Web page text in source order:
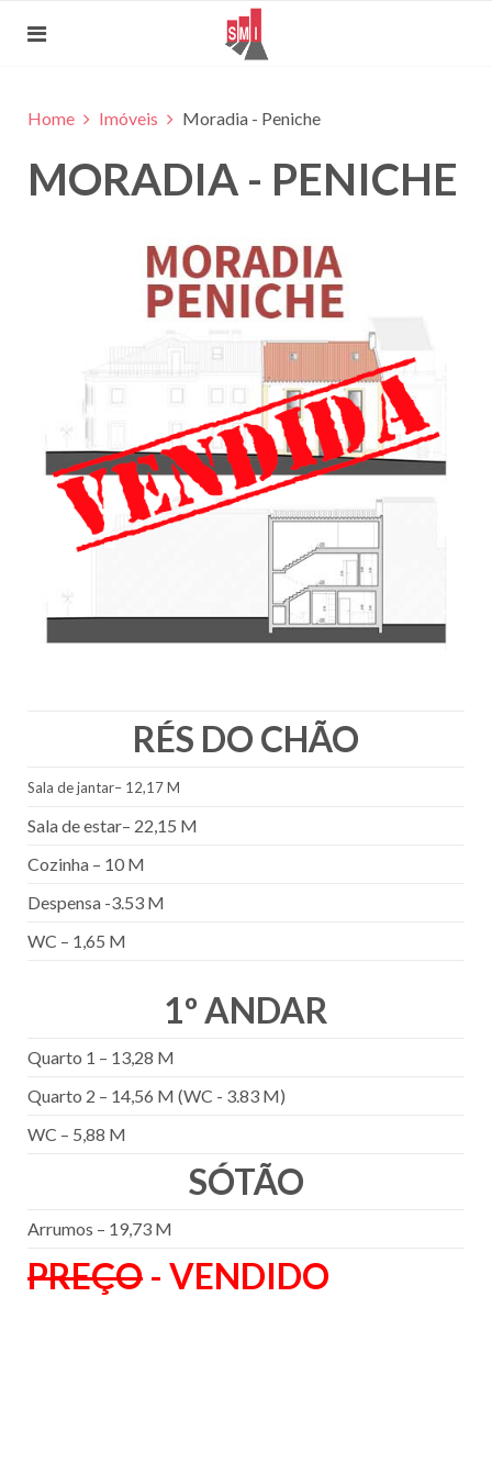
Home Imóveis Moradia - Peniche
MORADIA - PENICHE
RÉS DO CHÃO
Sala de jantar– 12,17 M
Sala de estar– 22,15 M
Cozinha – 10 M
Despensa -3.53 M
WC – 1,65 M
1º ANDAR
Quarto 1 – 13,28 M
Quarto 2 – 14,56 M (WC - 3.83 M)
WC – 5,88 M
SÓTÃO
Arrumos – 19,73 M
PREÇO - VENDIDO